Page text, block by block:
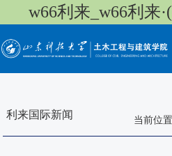
w66利来_w66利来
利来国际新闻 当前位